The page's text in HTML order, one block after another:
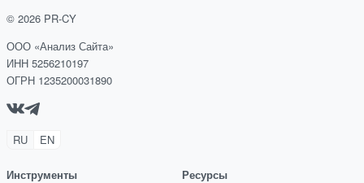
© 2026 PR-CY
ООО «Анализ Сайта»
ИНН 5256210197
ОГРН 1235200031890
RU EN
Инструменты
Ресурсы